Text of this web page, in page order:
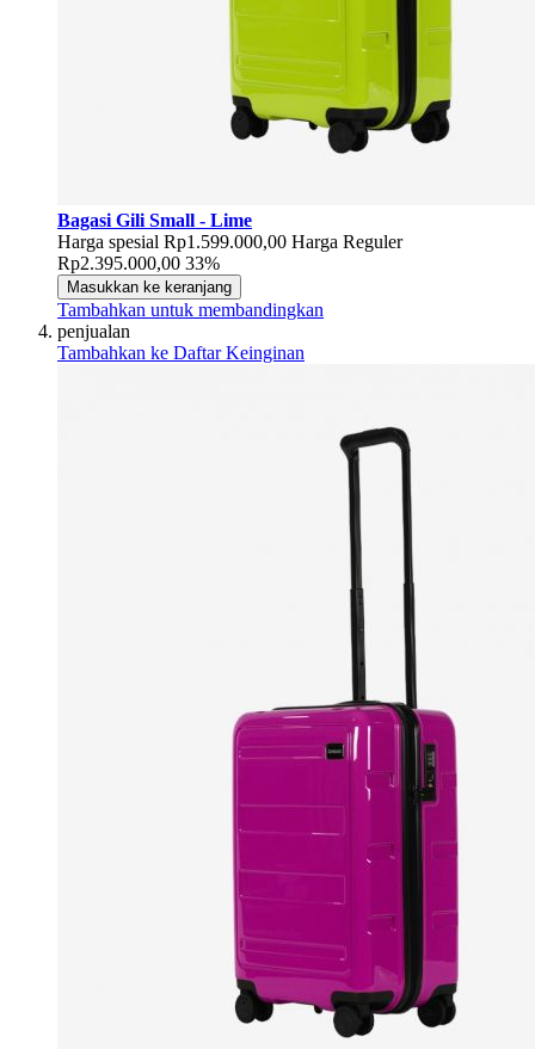
Bagasi Gili Small - Lime
Harga spesial Rp1.599.000,00 Harga Reguler
Rp2.395.000,00 33%
Masukkan ke keranjang
Tambahkan untuk membandingkan
penjualan
Tambahkan ke Daftar Keinginan